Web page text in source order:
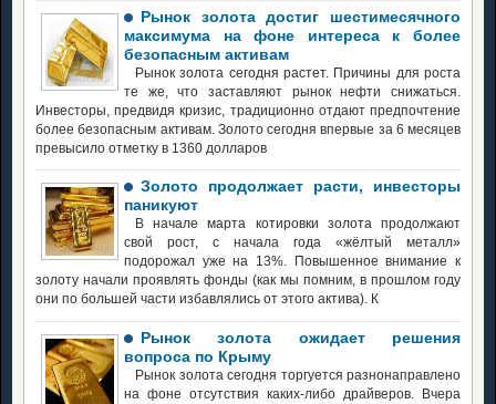
Рынок золота достиг шестимесячного
максимума на фоне интереса к более
безопасным активам
Рынок золота сегодня растет. Причины для роста
те же, что заставляют рынок нефти снижаться.
Инвесторы, предвидя кризис, традиционно отдают предпочтение
более безопасным активам. Золото сегодня впервые за 6 месяцев
превысило отметку в 1360 долларов
Золото продолжает расти, инвесторы
паникуют
В начале марта котировки золота продолжают
свой рост, с начала года «жёлтый металл»
подорожал уже на 13%. Повышенное внимание к
золоту начали проявлять фонды (как мы помним, в прошлом году
они по большей части избавлялись от этого актива). К
Рынок золота ожидает решения
вопроса по Крыму
Рынок золота сегодня торгуется разнонаправлено
на фоне отсутствия каких-либо драйверов. Вчера